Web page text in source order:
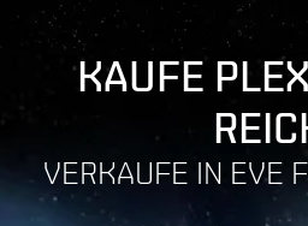
KAUFE
VERKAUFE IN EVE